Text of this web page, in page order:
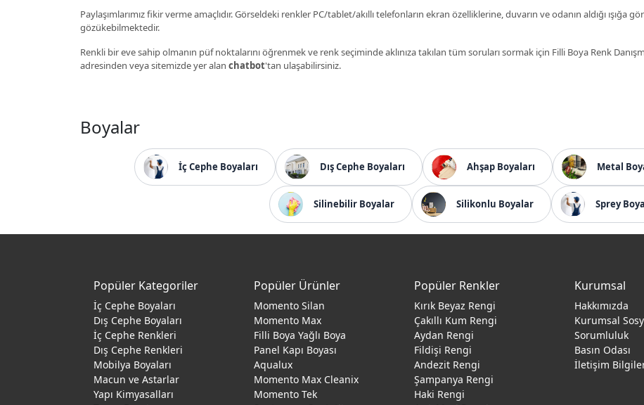
Paylaşımlarımız fikir verme amaçlıdır. Görseldeki renkler PC/tablet/akıllı telefonların ekran özelliklerine, duvarın ve odanın aldığı ışığa
gözükebilmektedir.
Renkli bir eve sahip olmanın püf noktalarını öğrenmek ve renk seçiminde aklınıza takılan tüm soruları sormak için Filli Boya Renk
adresinden veya sitemizde yer alan chatbot'tan ulaşabilirsiniz.
Boyalar
İç Cephe Boyaları Dış Cephe Boyaları Ahşap Boyaları Metal
Silinebilir Boyalar Silikonlu Boyalar Sprey
Popüler Kategoriler
İç Cephe Boyaları
Dış Cephe Boyaları
İç Cephe Renkleri
Dış Cephe Renkleri
Mobilya Boyaları
Macun ve Astarlar
Yapı Kimyasalları
Popüler Ürünler
Momento Silan
Momento Max
Filli Boya Yağlı Boya
Panel Kapı Boyası
Aqualux
Momento Max Cleanix
Momento Tek
Popüler Renkler
Kırık Beyaz Rengi
Çakıllı Kum Rengi
Aydan Rengi
Fildişi Rengi
Andezit Rengi
Şampanya Rengi
Haki Rengi
Kurumsal
Hakkımızda
Kurumsal
Sorumluluk
Basın Odası
İletişim